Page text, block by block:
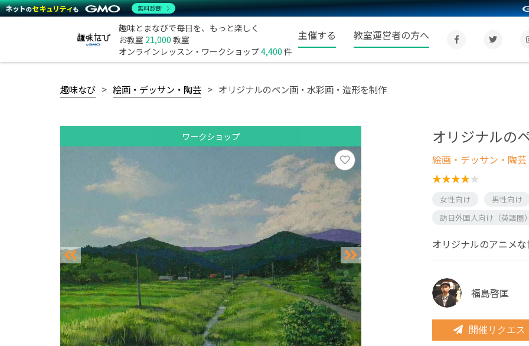
趣味とまなびで毎日を、もっと楽しく
お教室 21,000 教室
オンラインレッスン・ワークショップ4,400 件
主催する 教室運営者の方へ
趣味なび 絵画・デッサン・陶芸 オリジナルのペン画・水彩画・造形を制作
ワークショップ オリジナルの
絵画・デッサン・陶芸
女性向け
男性向け
訪日外国人向け（英語圏
オリジナルのアニメ
福島啓匡
開催リクエス
無料診断